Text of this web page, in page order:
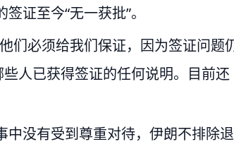
证至今“无一获批”。
们必须给我们保证，因为签证问题
人已获得签证的任何说明。目前还
没有受到尊重对待，伊朗不排除退